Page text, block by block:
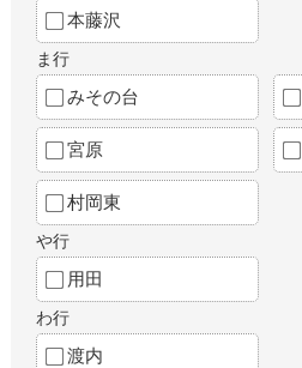
本藤沢
ま行
みその台
宮原
村岡東
や行
用田
わ行
渡内